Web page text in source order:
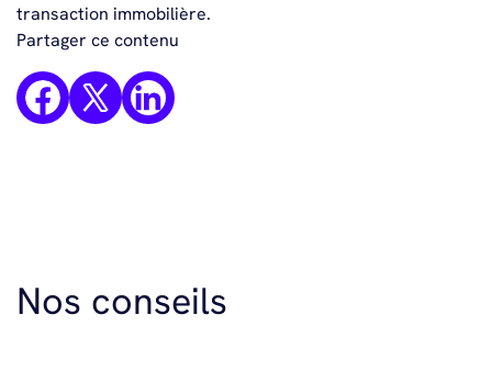
transaction immobilière.
Partager ce contenu
Nos conseils